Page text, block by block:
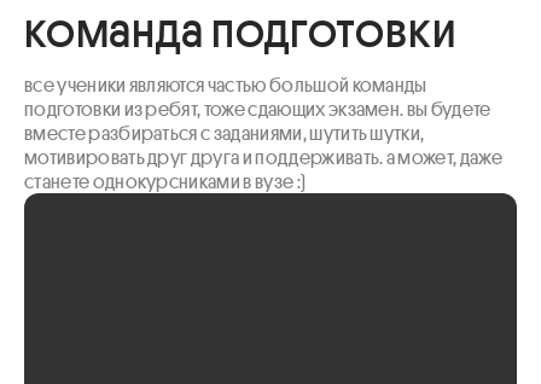
команда подготовки
все ученики являются частью большой команды
подготовки из ребят, тоже сдающих экзамен. вы будете
вместе разбираться с заданиями, шутить шутки,
мотивировать друг друга и поддерживать. а может, даже
станете однокурсниками в вузе :)